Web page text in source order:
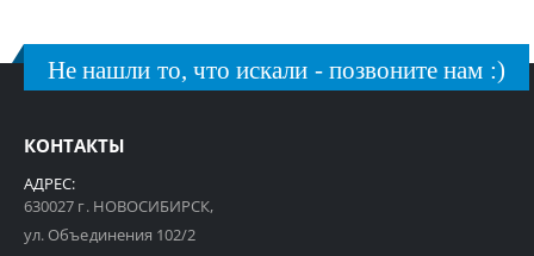
Не нашли то, что искали - позвоните нам :)
КОНТАКТЫ
АДРЕС:
630027 г. НОВОСИБИРСК,
ул. Объединения 102/2